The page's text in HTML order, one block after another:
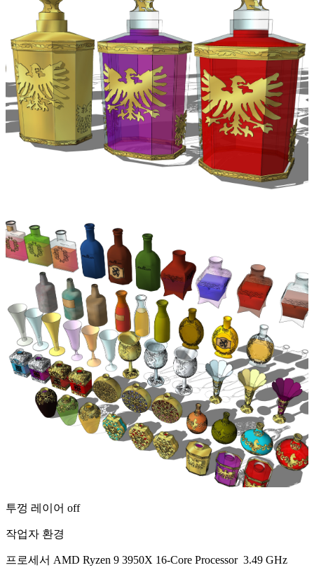
투껑 레이어 off
작업자 환경
프로세서 AMD Ryzen 9 3950X 16-Core Processor 3.49 GHz